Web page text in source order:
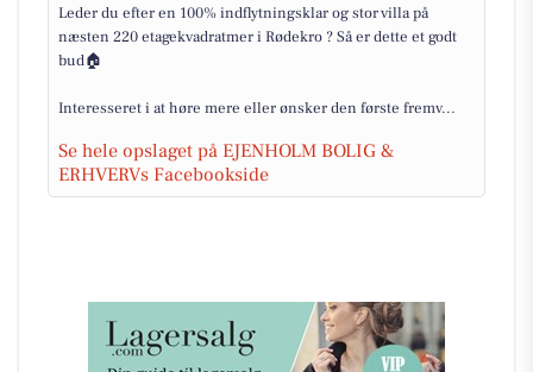
Leder du efter en 100% indflytningsklar og stor villa på
næsten 220 etagekvadratmer i Rødekro ? Så er dette et godt
bud🏠
Interesseret i at høre mere eller ønsker den første fremv...
Se hele opslaget på EJENHOLM BOLIG &
ERHVERVs Facebookside